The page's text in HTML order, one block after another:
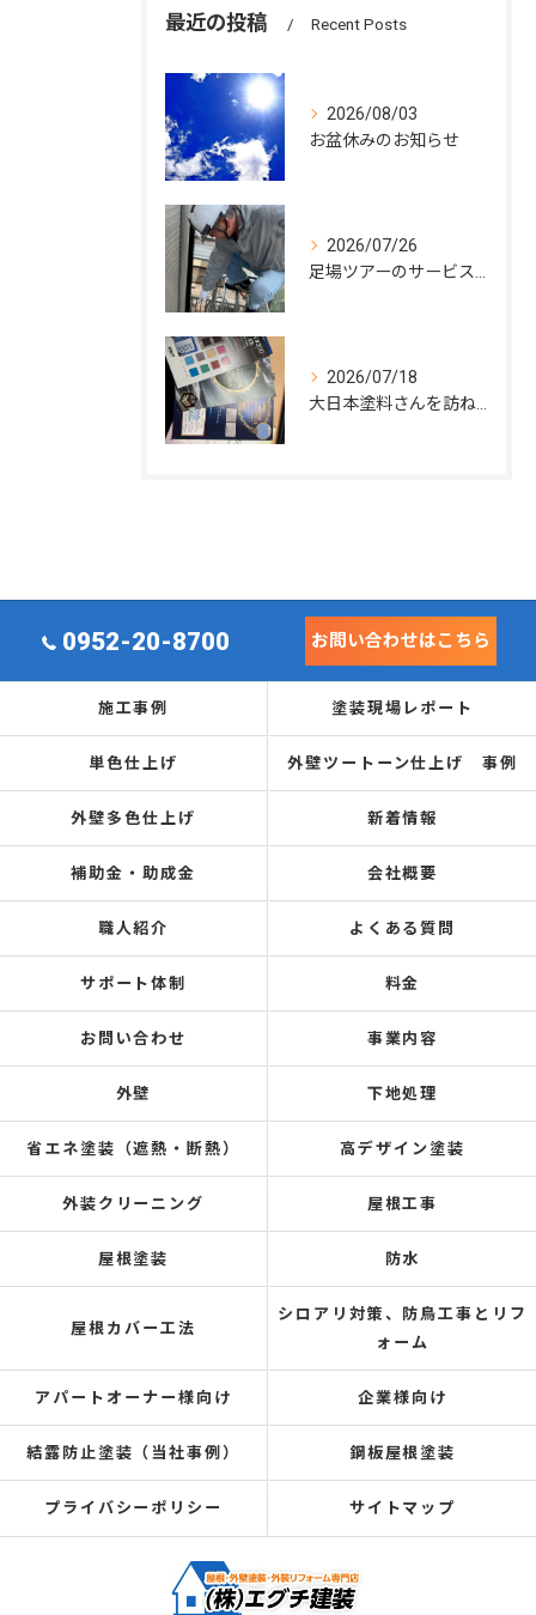
最近の投稿 Recent Posts
2026/08/03
お盆休みのお知らせ
2026/07/26
2026/07/18
0952-20-8700 お問い合わせはこちら
施工事例 塗装現場レポート
単色仕上げ 外壁ツートーン仕上げ 事例
外壁多色仕上げ 新着情報
補助金・助成金 会社概要
職人紹介 よくある質問
サポート体制 料金
お問い合わせ 事業内容
外壁 下地処理
省エネ塗装（遮熱・断熱） 高デザイン塗装
外装クリーニング 屋根工事
屋根塗装 防水
屋根カバー工法
シロアリ対策、防鳥工事とリフ
ォーム
アパートオーナー様向け 企業様向け
結露防止塗装（当社事例） 鋼板屋根塗装
プライバシーポリシー サイトマップ